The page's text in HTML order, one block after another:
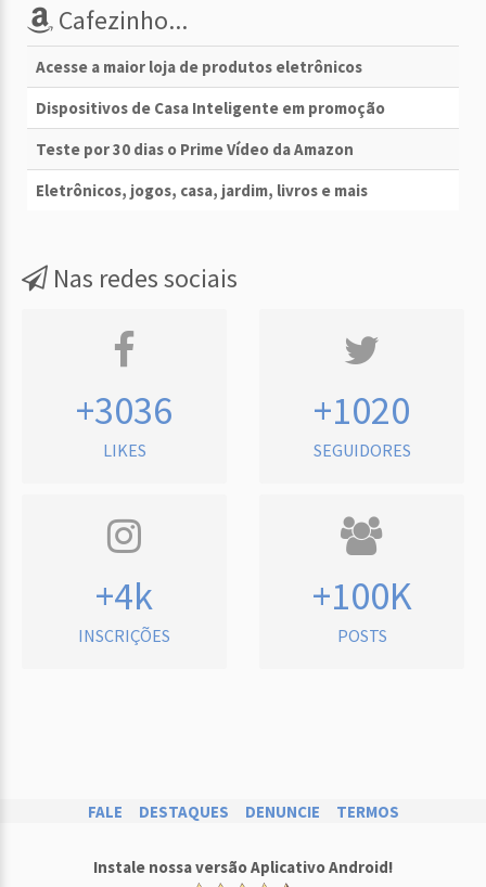
Cafezinho...
Acesse a maior loja de produtos eletrônicos
Dispositivos de Casa Inteligente em promoção
Teste por 30 dias o Prime Vídeo da Amazon
Eletrônicos, jogos, casa, jardim, livros e mais
Nas redes sociais
+3036
LIKES
+1020
SEGUIDORES
+4k
INSCRIÇÕES
+100K
POSTS
FALE DESTAQUES DENUNCIE TERMOS
Instale nossa versão Aplicativo Android!